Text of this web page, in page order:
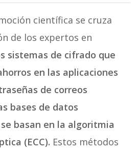
científica se cruza
de los expertos en
sistemas de cifrado que
en las aplicaciones
de correos
bases de datos
basan en la algoritmia
(ECC). Estos métodos